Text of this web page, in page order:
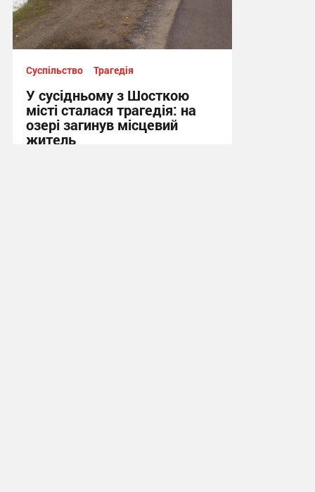
Суспільство Трагедія
У сусідньому з Шосткою
місті сталася трагедія: на
озері загинув місцевий
житель